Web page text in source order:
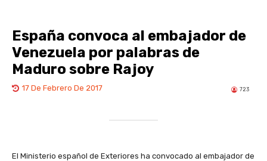
España convoca al embajador de
Venezuela por palabras de
Maduro sobre Rajoy
17 De Febrero De 2017 723
El Ministerio español de Exteriores ha convocado al embajador de